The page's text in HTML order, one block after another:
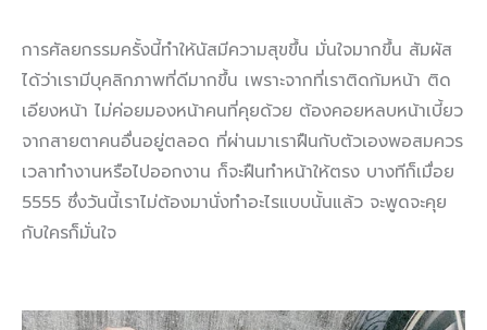
การศัลยกรรมครั้งนี้ทำให้นัสมีความสุขขึ้น มั่นใจมากขึ้น สัมผัส
ได้ว่าเรามีบุคลิกภาพที่ดีมากขึ้น เพราะจากที่เราติดก้มหน้า ติด
เอียงหน้า ไม่ค่อยมองหน้าคนที่คุยด้วย ต้องคอยหลบหน้าเบี้ยว
จากสายตาคนอื่นอยู่ตลอด ที่ผ่านมาเราฝืนกับตัวเองพอสมควร
เวลาทำงานหรือไปออกงาน ก็จะฝืนทำหน้าให้ตรง บางทีก็เมื่อย
5555 ซึ่งวันนี้เราไม่ต้องมานั่งทำอะไรแบบนั้นแล้ว จะพูดจะคุย
กับใครก็มั่นใจ